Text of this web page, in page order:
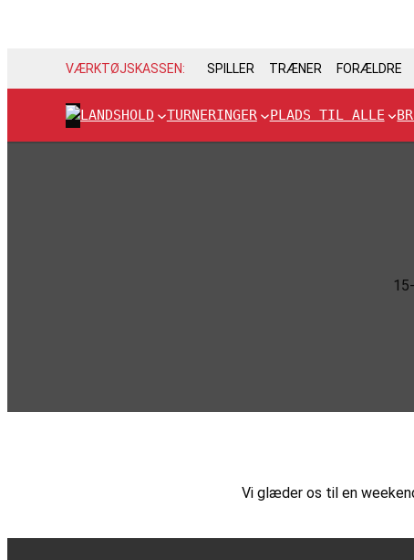
VÆRKTØJSKASSEN: SPILLER TRÆNER FORÆLDRE
LANDSHOLD TURNERINGER PLADS TIL ALLE
Vi glæder os til en